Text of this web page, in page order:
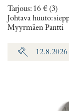
Tarjous: 16 € (3)
Johtava huuto:
Myyrmäen Pantti